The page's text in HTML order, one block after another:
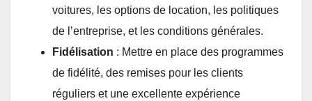
voitures, les options de location, les politiques
de l’entreprise, et les conditions générales.
Fidélisation : Mettre en place des programmes
de fidélité, des remises pour les clients
réguliers et une excellente expérience